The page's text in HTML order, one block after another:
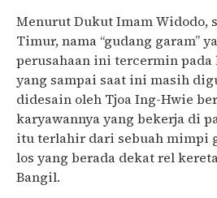
Menurut Dukut Imam Widodo,
Timur, nama “gudang garam”
perusahaan ini tercermin pada
yang sampai saat ini masih
didesain oleh Tjoa Ing-Hwie
karyawannya yang bekerja di
itu terlahir dari sebuah mimpi
los yang berada dekat rel
Bangil.